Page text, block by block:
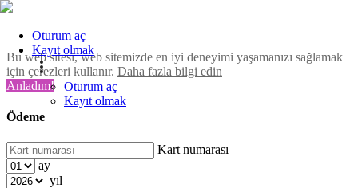
Bu web sitesi, web sitemizde en iyi deneyimi yaşamanızı sağlamak
için çerezleri kullanır. Daha fazla bilgi edin
Anladım!
Ödeme
Kart numarası
ay
yıl
Oturum aç
Kayıt olmak
Oturum aç
Kayıt olmak